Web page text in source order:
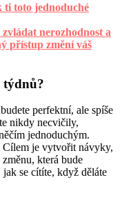
ti toto jednoduché
nerozhodnost a
přístup změní váš
týdnů?
perfektní, ale spíše
nikdy necvičily,
jednoduchým.
Cílem je vytvořit návyky,
která bude
se cítíte, když děláte